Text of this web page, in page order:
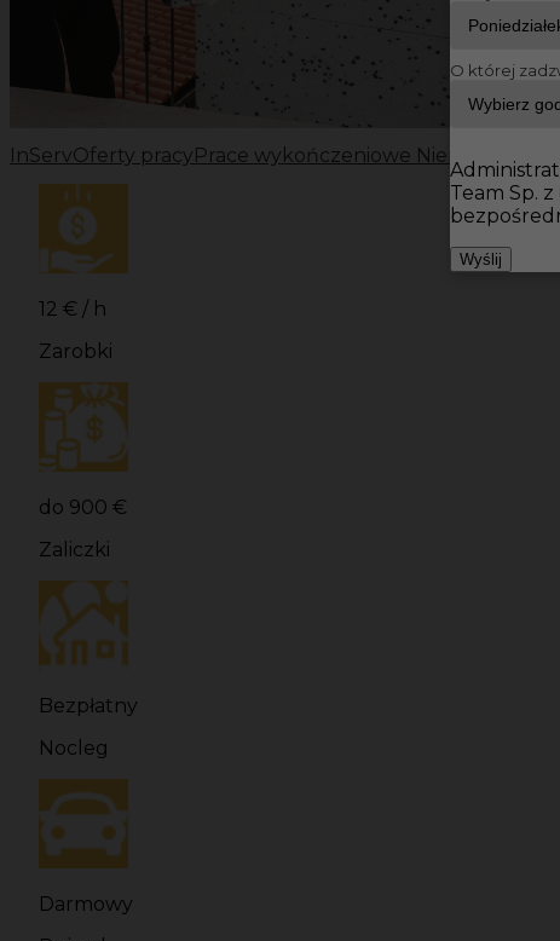
InServOferty pracy Prace wykończeniowe Niemcy Prace
12 € / h
Zarobki
do 900 €
Zaliczki
Bezpłatny
Nocleg
Darmowy
O której
Team Sp.
Wyślij